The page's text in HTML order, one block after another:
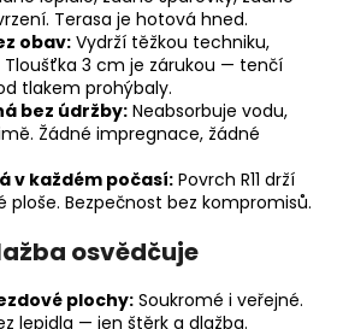
Terasa je hotová hned.
obav: Vydrží těžkou techniku,
3 cm je zárukou — tenčí
tlakem prohýbaly.
bez údržby: Neabsorbuje vodu,
Žádné impregnace, žádné
v každém počasí: Povrch R11 drží
ploše. Bezpečnost bez kompromisů.
osvědčuje
plochy: Soukromé i veřejné.
lepidla — jen štěrk a dlažba.